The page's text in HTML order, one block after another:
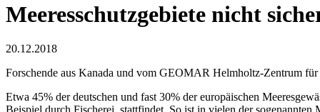
Meeresschutzgebiete nicht
20.12.2018
Forschende aus Kanada und vom GEOMAR Helmholtz-Zentrum
Etwa 45% der deutschen und fast 30% der europäischen